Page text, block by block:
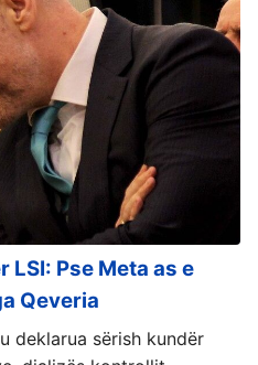
LSI: Pse Meta as e
Qeveria
deklarua sërish kundër